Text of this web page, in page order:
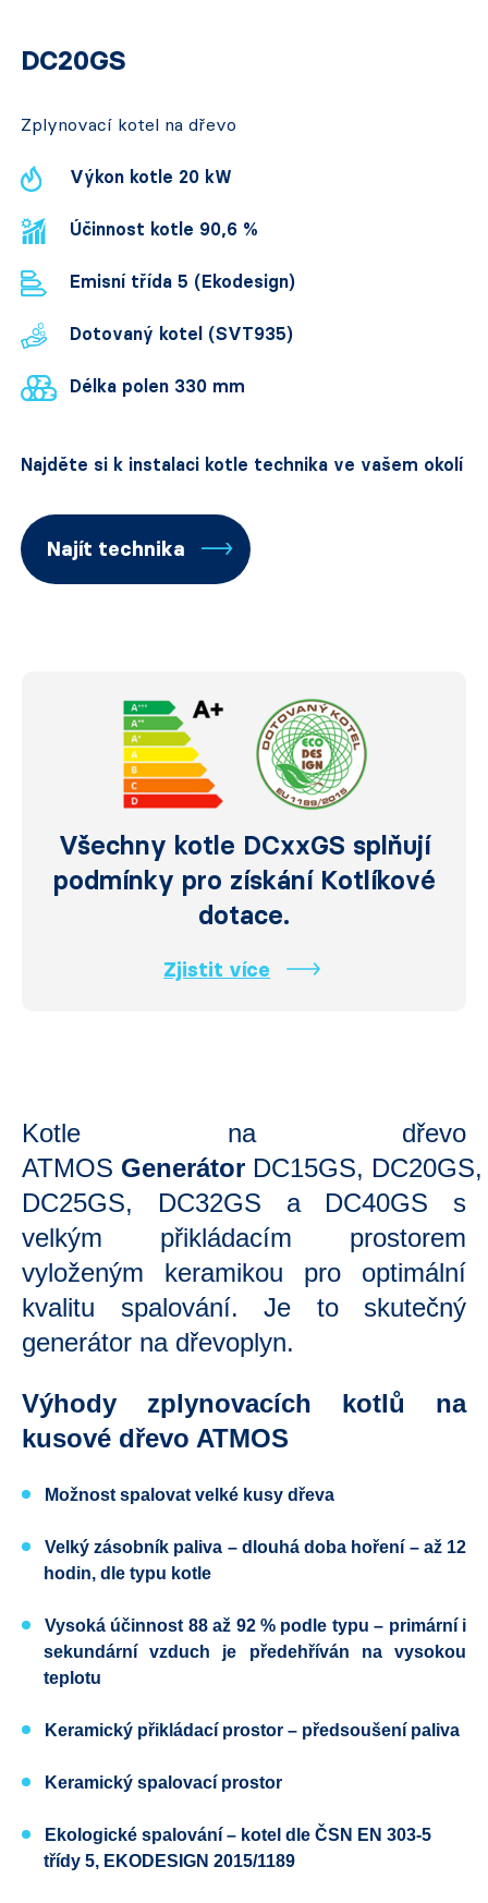
DC20GS
Zplynovací kotel na dřevo
Výkon kotle 20 kW
Účinnost kotle 90,6 %
Emisní třída 5 (Ekodesign)
Dotovaný kotel (SVT935)
Délka polen 330 mm
Najděte si k instalaci kotle technika ve vašem okolí
Najít technika
Všechny kotle DCxxGS splňují
podmínky pro získání Kotlíkové
dotace.
Zjistit více
Kotle na dřevo
ATMOS Generátor DC15GS, DC20GS,
DC25GS, DC32GS a DC40GS s
velkým přikládacím prostorem
vyloženým keramikou pro optimální
kvalitu spalování. Je to skutečný
generátor na dřevoplyn.
Výhody zplynovacích kotlů na
kusové dřevo ATMOS
Možnost spalovat velké kusy dřeva
Velký zásobník paliva – dlouhá doba hoření – až 12
hodin, dle typu kotle
Vysoká účinnost 88 až 92 % podle typu – primární i
sekundární vzduch je předehříván na vysokou
teplotu
Keramický přikládací prostor – předsoušení paliva
Keramický spalovací prostor
Ekologické spalování – kotel dle ČSN EN 303-5
třídy 5, EKODESIGN 2015/1189